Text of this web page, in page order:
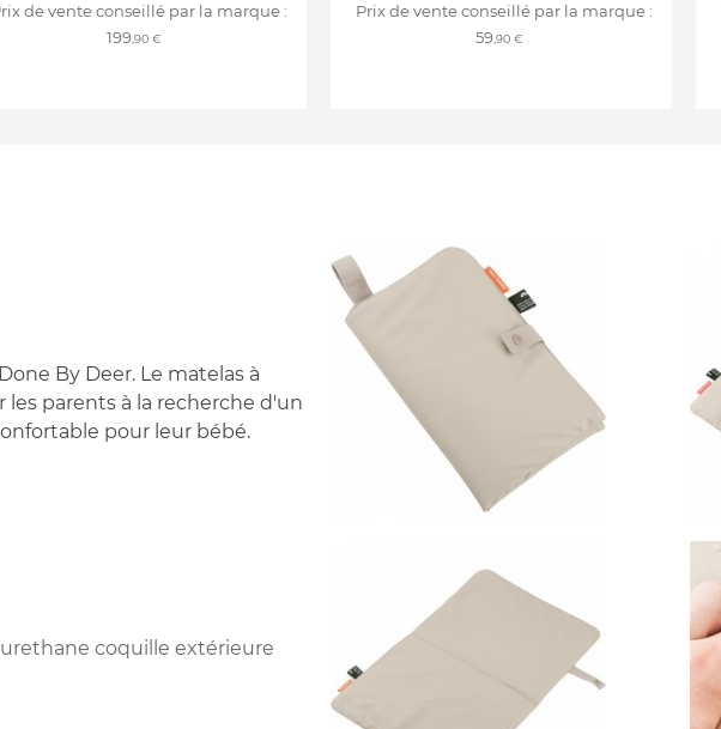
de vente conseillé par la marque :
199,90 €
Prix de vente conseillé par la marque :
59,90 €
By Deer. Le matelas à
parents à la recherche d'un
pour leur bébé.
coquille extérieure